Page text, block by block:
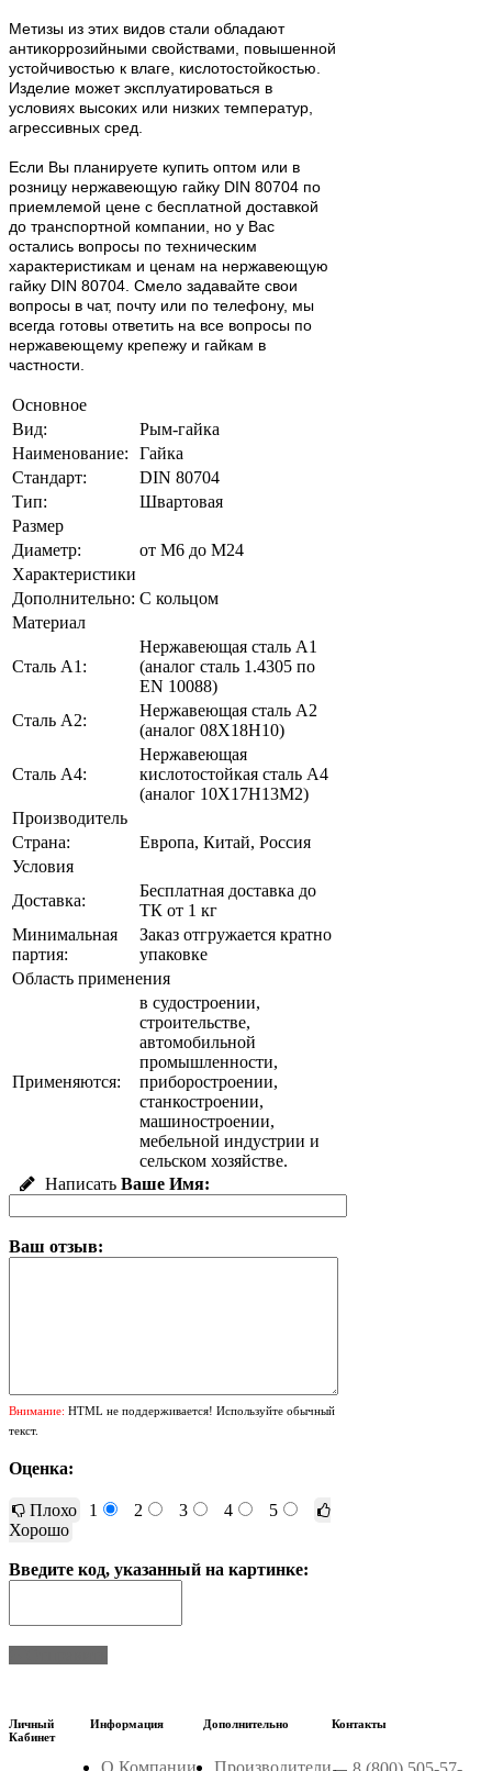
Метизы из этих видов стали обладают
антикоррозийными свойствами, повышенной
устойчивостью к влаге, кислотостойкостью.
Изделие может эксплуатироваться в
условиях высоких или низких температур,
агрессивных сред.
Если Вы планируете купить оптом или в
розницу нержавеющую гайку DIN 80704 по
приемлемой цене с бесплатной доставкой
до транспортной компании, но у Вас
остались вопросы по техническим
характеристикам и ценам на нержавеющую
гайку DIN 80704. Смело задавайте свои
вопросы в чат, почту или по телефону, мы
всегда готовы ответить на все вопросы по
нержавеющему крепежу и гайкам в
частности.
Основное
Вид:
Рым-гайка
Наименование:
Гайка
Стандарт:
DIN 80704
Тип:
Швартовая
Размер
Диаметр:
от М6 до М24
Характеристики
Дополнительно: С кольцом
Материал
Сталь А1:
Нержавеющая сталь А1
(аналог сталь 1.4305 по
EN 10088)
Сталь А2:
Нержавеющая сталь А2
(аналог 08Х18Н10)
Сталь A4:
Нержавеющая
кислотостойкая сталь A4
(аналог 10Х17Н13М2)
Производитель
Страна:
Европа, Китай, Россия
Условия
Доставка:
Бесплатная доставка до
ТК от 1 кг
Минимальная
партия:
Заказ отгружается кратно
упаковке
Область применения
Применяются:
в судостроении,
строительстве,
автомобильной
промышленности,
приборостроении,
станкостроении,
машиностроении,
мебельной индустрии и
сельском хозяйстве.
Написать Ваше Имя:
Ваш отзыв:
Внимание: HTML не поддерживается! Используйте обычный
текст.
Оценка:
Плохо 1 2 3 4
5
Хорошо
Введите код, указанный на картинке:
Личный
Кабинет
Информация Дополнительно Контакты